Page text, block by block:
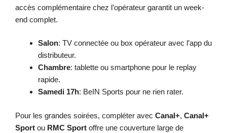
accès complémentaire chez l’opérateur garantit un week-
end complet.
Salon: TV connectée ou box opérateur avec l’app du
distributeur.
Chambre: tablette ou smartphone pour le replay
rapide.
Samedi 17h: BeIN Sports pour ne rien rater.
Pour les grandes soirées, compléter avec Canal+, Canal+
Sport ou RMC Sport offre une couverture large de